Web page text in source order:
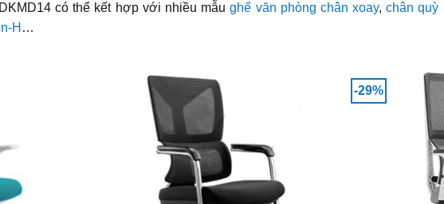
DKMD14 có thể kết hợp với nhiều mẫughế văn phòng chân xoay,chân quỳ
H …
-29%